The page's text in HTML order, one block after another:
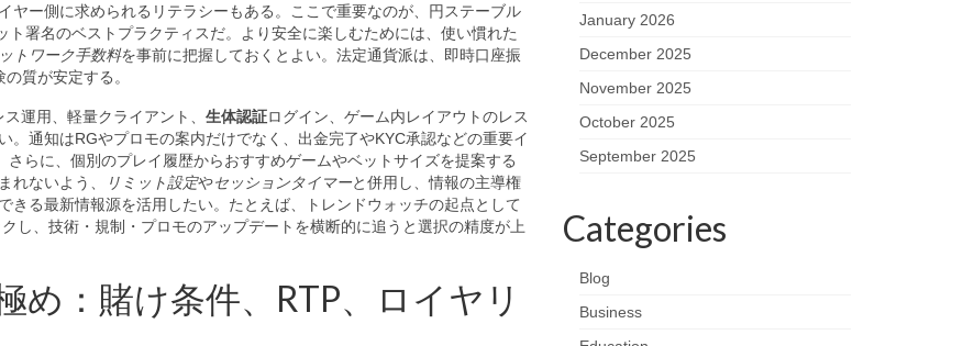
ヤー側に求められるリテラシーもある。ここで重要なのが、円ステーブル
署名のベストプラクティスだ。より安全に楽しむためには、使い慣れた
トワーク手数料を事前に把握しておくとよい。法定通貨派は、即時口座振
質が安定する。
運用、軽量クライアント、 生体認証ログイン、ゲーム内レイアウトのレス
通知はRGやプロモの案内だけでなく、出金完了やKYC承認などの重要イ
らに、個別のプレイ履歴からおすすめゲームやベットサイズを提案する
れないよう、
リミット設定やセッションタイマーと併用し、情報の主導権
きる最新情報源を活用したい。たとえば、トレンドウォッチの起点として
し、技術・規制・プロモのアップデートを横断的に追うと選択の精度が上
め：賭け条件、RTP、ロイヤリ
January 2026
December 2025
November 2025
October 2025
September 2025
Categories
Blog
Business